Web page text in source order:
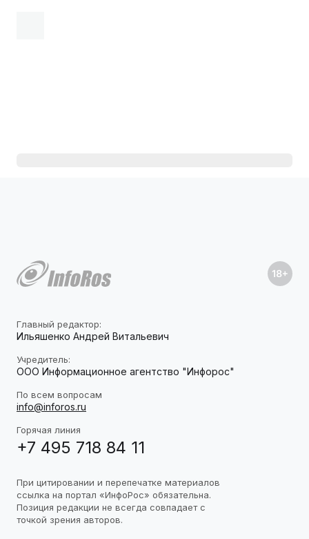
Главный редактор:
Ильяшенко Андрей Витальевич
Учредитель:
ООО Информационное агентство "Инфорос"
По всем вопросам
info@inforos.ru
Горячая линия
+7 495 718 84 11
При цитировании и перепечатке материалов
ссылка на портал «ИнфоРос» обязательна.
Позиция редакции не всегда совпадает с
точкой зрения авторов.